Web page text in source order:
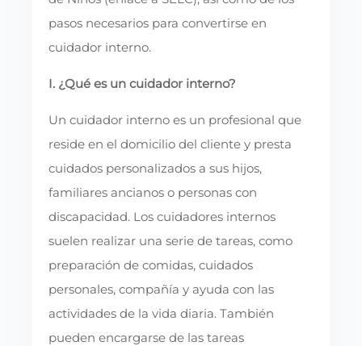
pasos necesarios para convertirse en
cuidador interno.
I. ¿Qué es un cuidador interno?
Un cuidador interno es un profesional que
reside en el domicilio del cliente y presta
cuidados personalizados a sus hijos,
familiares ancianos o personas con
discapacidad. Los cuidadores internos
suelen realizar una serie de tareas, como
preparación de comidas, cuidados
personales, compañía y ayuda con las
actividades de la vida diaria. También
pueden encargarse de las tareas